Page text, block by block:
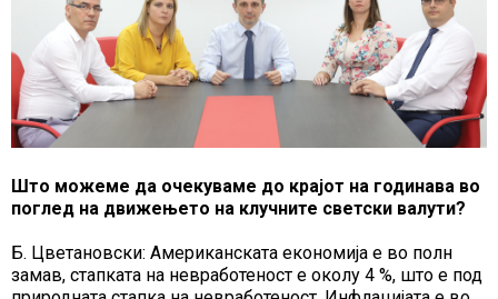
Што можеме да очекуваме до крајот на годинава во
поглед на движењето на клучните светски валути?
Б. Цветановски: Американската економија е во полн
замав, стапката на невработеност е околу 4 %, што е под